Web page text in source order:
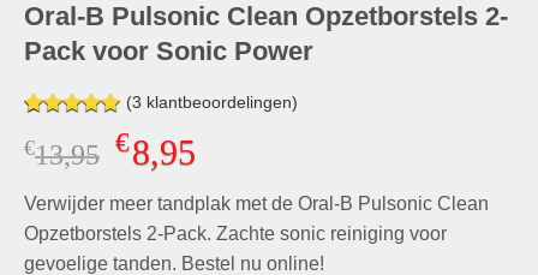
Oral-B Pulsonic Clean Opzetborstels 2-
Pack voor Sonic Power
Gewaardeerd
5.00op 5
gebaseerd
waarderingen
(3 klantbeoordelingen)
€13,95 Oorspronkelijke
prijs
was:
€13,95.
€8,95Huidige
is:
€8,95.
Verwijder meer tandplak met de Oral-B Pulsonic Clean
Opzetborstels 2-Pack. Zachte sonic reiniging voor
gevoelige tanden. Bestel nu online!